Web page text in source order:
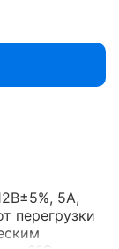
5А,
перегрузки